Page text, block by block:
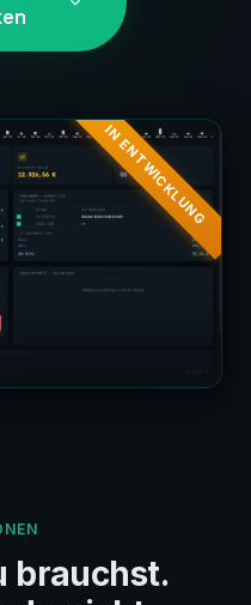
IN ENTWICKLUNG
brauchst.